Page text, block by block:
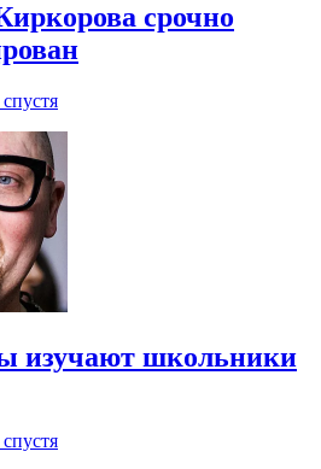
срочно
изучают школьники